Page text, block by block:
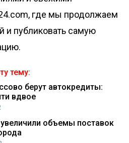
где мы продолжаем
и публиковать самую
тему:
берут автокредиты:
вдвое
объемы поставок